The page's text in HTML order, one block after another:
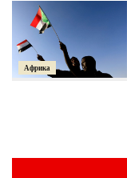
Африка